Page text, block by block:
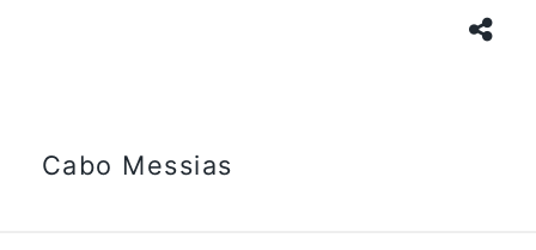
Cabo Messias